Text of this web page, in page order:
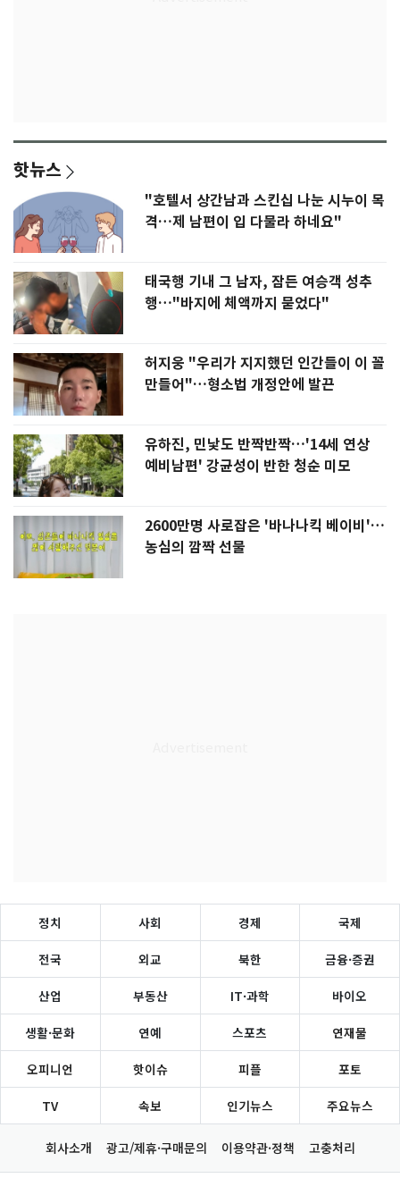
핫뉴스
"호텔서 상간남과 스킨십 나눈 시누이 목
격…제 남편이 입 다물라 하네요"
태국행 기내 그 남자, 잠든 여승객 성추
행…"바지에 체액까지 묻었다"
허지웅 "우리가 지지했던 인간들이 이 꼴
만들어"…형소법 개정안에 발끈
유하진, 민낯도 반짝반짝…'14세 연상
예비남편' 강균성이 반한 청순 미모
2600만명 사로잡은 '바나나킥 베이비'…
농심의 깜짝 선물
정치 사회 경제 국제
전국 외교 북한 금융·증권
산업 부동산 IT·과학 바이오
생활·문화 연예 스포츠 연재물
오피니언 핫이슈 피플 포토
TV 속보 인기뉴스 주요뉴스
회사소개 광고/제휴·구매문의 이용약관·정책 고충처리